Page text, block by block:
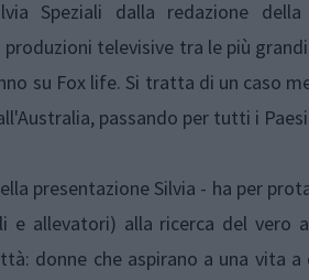
Speziali dalla redazione
televisive tra le più
su Fox life. Si tratta di un caso
passando per tutti i
presentazione Silvia - ha per
e allevatori) alla ricerca del vero
donne che aspirano a una vita